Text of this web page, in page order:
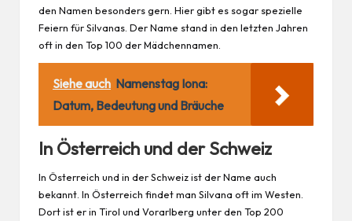
den Namen besonders gern. Hier gibt es sogar spezielle
Feiern für Silvanas. Der Name stand in den letzten Jahren
oft in den Top 100 der Mädchennamen.
Siehe auch Namenstag Iona:
Datum, Bedeutung und Bräuche
In Österreich und der Schweiz
In Österreich und in der Schweiz ist der Name auch
bekannt. In Österreich findet man Silvana oft im Westen.
Dort ist er in Tirol und Vorarlberg unter den Top 200